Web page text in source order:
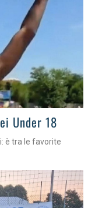
Under 18
è tra le favorite